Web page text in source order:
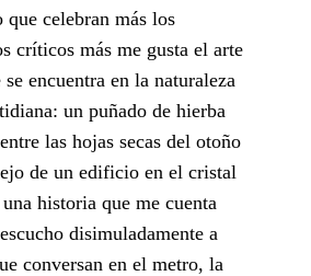
que celebran más los
críticos más me gusta el arte
encuentra en la naturaleza
un puñado de hierba
las hojas secas del otoño
de un edificio en el cristal
historia que me cuenta
disimuladamente a
conversan en el metro, la